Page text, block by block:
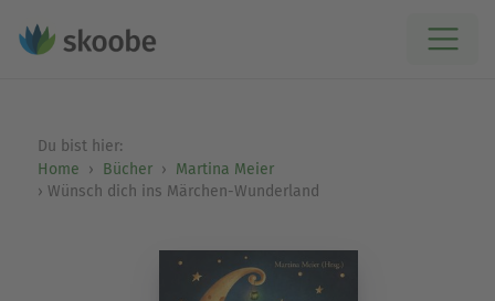
Du bist hier:
Home
Bücher
Martina Meier
Wünsch dich ins Märchen-Wunderland